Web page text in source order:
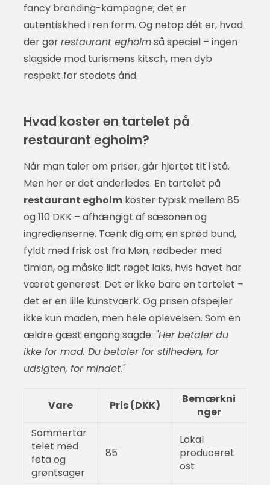
fancy branding-kampagne; det er
autentiskhed i ren form. Og netop dét er, hvad
der gørrestaurant egholmså speciel – ingen
slagside mod turismens kitsch, men dyb
respekt for stedets ånd.
Hvad koster en tartelet på
restaurant egholm?
Når man taler om priser, går hjertet tit i stå.
Men her er det anderledes. En tartelet på
restaurant egholmkoster typisk mellem 85
og 110 DKK – afhængigt af sæsonen og
ingredienserne. Tænk dig om: en sprød bund,
fyldt med frisk ost fra Møn, rødbeder med
timian, og måske lidt røget laks, hvis havet har
været generøst. Det er ikke bare en tartelet –
det er en lille kunstværk. Og prisen afspejler
ikke kun maden, men hele oplevelsen. Som en
ældre gæst engang sagde: "Her betaler du
ikke for mad. Du betaler for stilheden, for
udsigten, for mindet."
Vare Pris (DKK)
Bemærkni
nger
Sommertar
telet med
feta og
grøntsager
85
Lokal
produceret
ost